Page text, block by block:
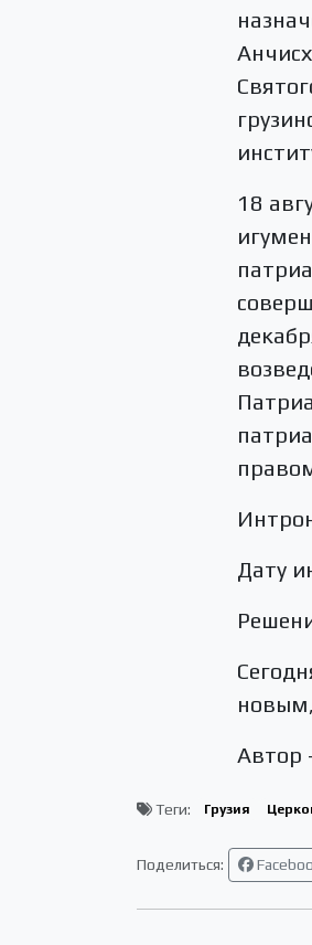
18
Дату
Автор
Теги: Грузия
Поделиться: